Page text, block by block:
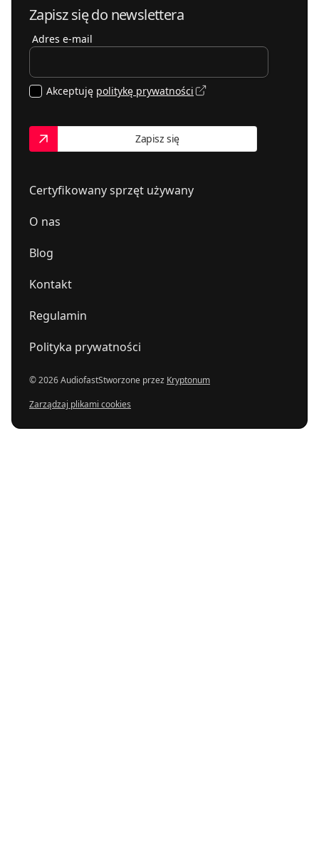
Certyfikowany sprzęt używany
O nas
Blog
Kontakt
Regulamin
Polityka prywatności
© 2026 AudiofastStworzone przez Kryptonum
Zarządzaj plikami cookies
Zapisz się do newslettera
Adres e-mail
Akceptuję politykę prywatności
Zapisz się